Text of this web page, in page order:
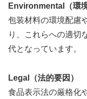
Environmental（環
包装材料の環境配慮
り、これらへの適切
代となっています。
Legal（法的要因）
食品表示法の厳格化